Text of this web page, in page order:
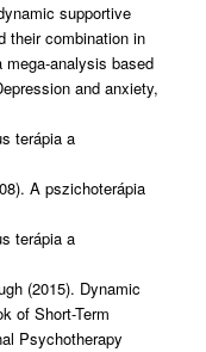
supportive
their combination in
analysis based
and anxiety,
terápia a
A pszichoterápia
terápia a
(2015). Dynamic
of Short-Term
Psychotherapy